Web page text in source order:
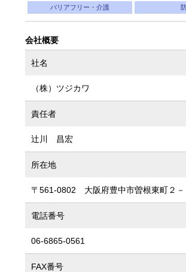
バリアフリー・介護
会社概要
社名
（株）ツジカワ
責任者
辻川 昌宏
所在地
〒561-0802 大阪府豊中市曽根東町２－
電話番号
06-6865-0561
FAX番号